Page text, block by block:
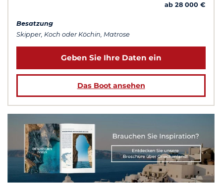
ab 28 000 €
Besatzung
Skipper, Koch oder Köchin, Matrose
Geben Sie Ihre Daten ein
Das Boot ansehen